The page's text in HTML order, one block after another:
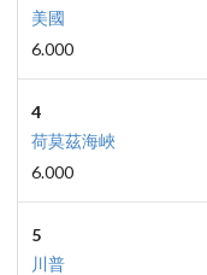
美國
6.000
4
荷莫茲海峽
6.000
5
川普